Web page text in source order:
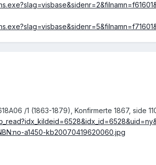
/1 (1863-1879), Konfirmerte 1867, side
a1450-kb20070419620060.jpg